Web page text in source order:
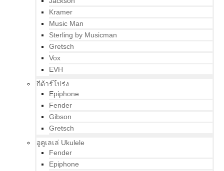
Kramer
Music Man
Sterling by Musicman
Gretsch
Vox
EVH
กีต้าร์โปร่ง
Epiphone
Fender
Gibson
Gretsch
อูคูเลเล่ Ukulele
Fender
Epiphone